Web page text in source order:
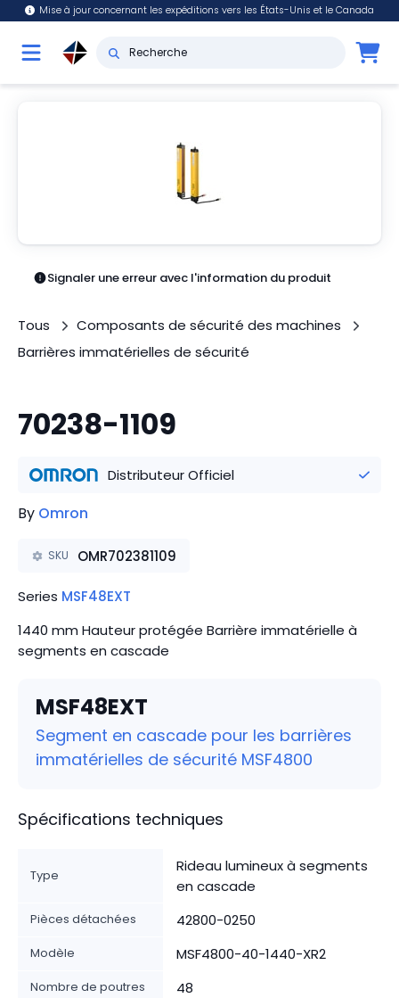
Mise à jour concernant les expéditions vers les États-Unis et le Canada
Signaler une erreur avec l'information du produit
Tous
Composants de sécurité des machines
Barrières immatérielles de sécurité
70238-1109
Distributeur Officiel
By Omron
SKU OMR702381109
Series MSF48EXT
1440 mm Hauteur protégée Barrière immatérielle à
segments en cascade
MSF48EXT
Segment en cascade pour les barrières
immatérielles de sécurité MSF4800
Spécifications techniques
Type
Rideau lumineux à segments
en cascade
Pièces détachées 42800-0250
Modèle MSF4800-40-1440-XR2
Nombre de poutres 48